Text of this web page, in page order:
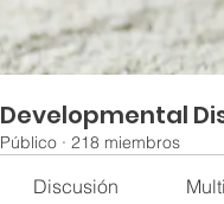
Developmental
Público · 218 miembros
Discusión